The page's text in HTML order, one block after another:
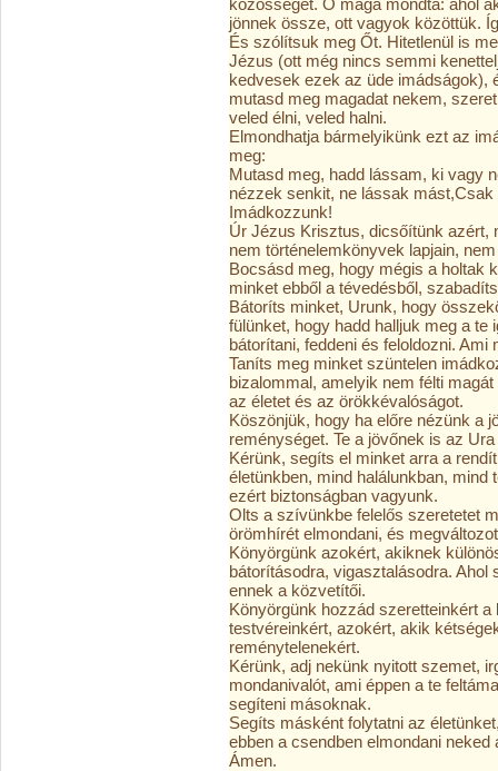
közösségét. Ő maga mondta: ahol
jönnek össze, ott vagyok közöttük.
És szólítsuk meg Őt. Hitetlenül is
Jézus (ott még nincs semmi
kedvesek ezek az üde imádságok),
mutasd meg magadat nekem,
veled élni, veled halni.
Elmondhatja bármelyikünk ezt az
meg:
Mutasd meg, hadd lássam, ki vagy
nézzek senkit, ne lássak
Imádkozzunk!
Úr Jézus Krisztus, dicsőítünk azért,
nem történelemkönyvek lapjain,
Bocsásd meg, hogy mégis a holtak
minket ebből a tévedésből,
Bátoríts minket, Urunk, hogy
fülünket, hogy hadd halljuk meg a
bátorítani, feddeni és feloldozni. Ami
Taníts meg minket szüntelen
bizalommal, amelyik nem félti
az életet és az örökkévalóságot.
Köszönjük, hogy ha előre nézünk a
reménységet. Te a jövőnek is az
Kérünk, segíts el minket arra a
életünkben, mind halálunkban, mind
ezért biztonságban vagyunk.
Olts a szívünkbe felelős szeretetet
örömhírét elmondani, és
Könyörgünk azokért, akiknek
bátorításodra, vigasztalásodra.
ennek a közvetítői.
Könyörgünk hozzád szeretteinkért
testvéreinkért, azokért, akik
reménytelenekért.
Kérünk, adj nekünk nyitott szemet,
mondanivalót, ami éppen a te
segíteni másoknak.
Segíts másként folytatni az
ebben a csendben elmondani
Ámen.